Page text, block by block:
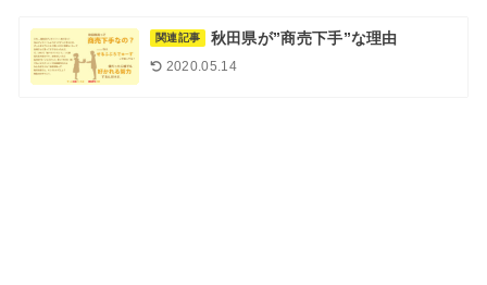
関連記事 秋田県が”商売下手”な理由
2020.05.14